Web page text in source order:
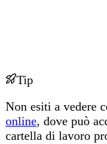
Tip
Non esiti a vedere
online, dove può
cartella di lavoro